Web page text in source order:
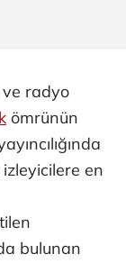
radyo
ömrünün
en
bulunan